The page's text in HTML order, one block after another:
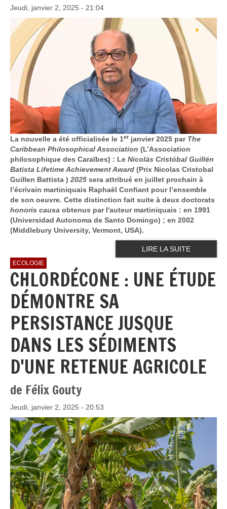
Jeudi, janvier 2, 2025 - 21:04
La nouvelle a été officialisée le 1er janvier 2025 par The
Caribbean Philosophical Association (L’Association
philosophique des Caraïbes) : Le Nicolás Cristóbal Guillén
Batista Lifetime Achievement Award (Prix Nicolas Cristobal
Guillen Battista ) 2025 sera attribué en juillet prochain à
l’écrivain martiniquais Raphaël Confiant pour l’ensemble
de son oeuvre. Cette distinction fait suite à deux doctorats
honoris causa obtenus par l'auteur martiniquais : en 1991
(Universidad Autonoma de Santo Domingo) ; en 2002
(Middlebury University, Vermont, USA).
LIRE LA SUITE
ECOLOGIE
CHLORDÉCONE : UNE ÉTUDE
DÉMONTRE SA
PERSISTANCE JUSQUE
DANS LES SÉDIMENTS
D'UNE RETENUE AGRICOLE
de Félix Gouty
Jeudi, janvier 2, 2025 - 20:53